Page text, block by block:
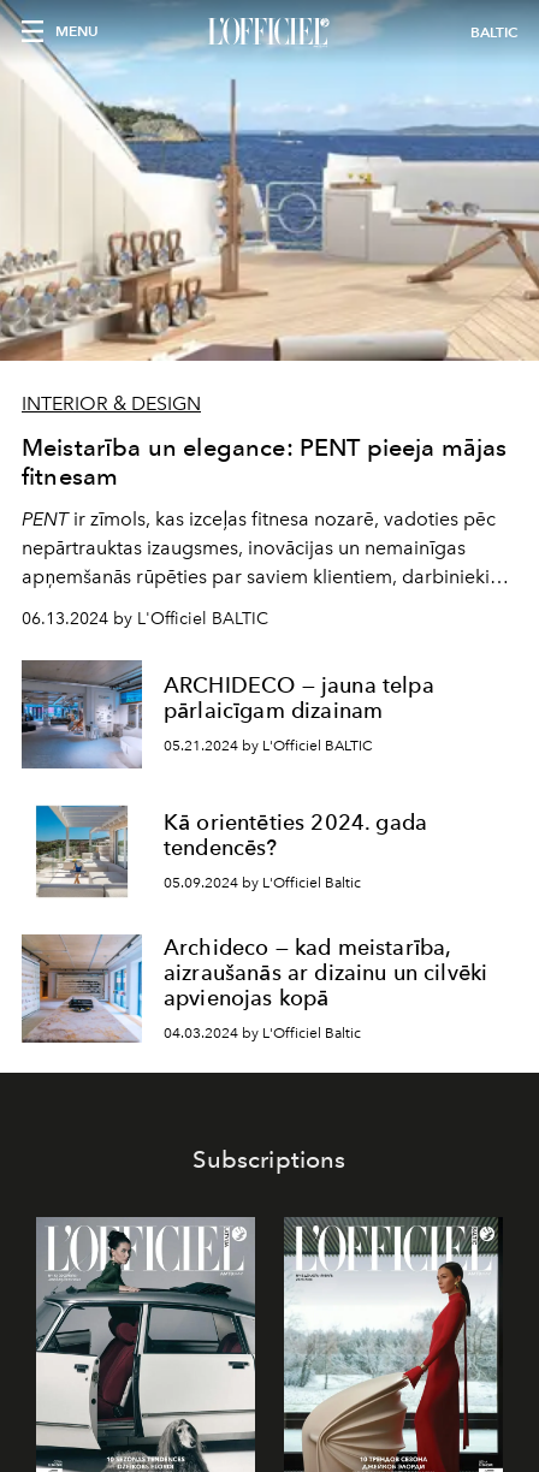
MENU BALTIC
INTERIOR & DESIGN
Meistarība un elegance: PENT pieeja mājas
fitnesam
PENTir zīmols, kas izceļas fitnesa nozarē, vadoties pēc
nepārtrauktas izaugsmes, inovācijas un nemainīgas
apņemšanās rūpēties par saviem klientiem, darbiniekiem
un vidi. Izcilie produkti iemieso kvalitāti un ilgmūžību, kas
ir izstrādāti tā, lai izturētu vairākas paaudzes.
06.13.2024 by L'Officiel BALTIC
ARCHIDECO — jauna telpa
pārlaicīgam dizainam
05.21.2024 by L'Officiel BALTIC
Kā orientēties 2024. gada
tendencēs?
05.09.2024 by L'Officiel Baltic
Archideco — kad meistarība,
aizraušanās ar dizainu un cilvēki
apvienojas kopā
04.03.2024 by L'Officiel Baltic
Subscriptions